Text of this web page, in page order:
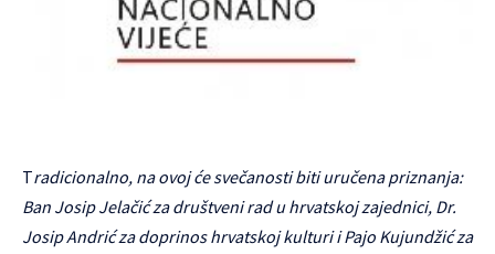
Tradicionalno, na ovoj će svečanosti biti uručena priznanja:
Ban Josip Jelačić za društveni rad u hrvatskoj zajednici, Dr.
Josip Andrić za doprinos hrvatskoj kulturi i Pajo Kujundžić za